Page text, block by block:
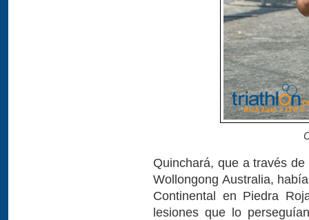
Quinchará, que a través
Wollongong Australia,
Continental en Piedra
lesiones que lo